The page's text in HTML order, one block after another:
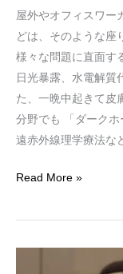
屋外やオフィスワー
どは、そのような座
様々な問題に直面す
日光暴露、水電解質
た、一晩中起きて皮
分野でも 「ダークホ
遠赤外線理学療法な
後……..
Read More »